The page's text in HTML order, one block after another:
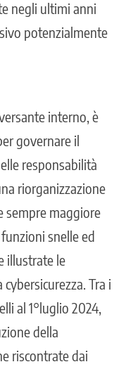
negli ultimi anni
potenzialmente
interno, è
governare il
responsabilità
riorganizzazione
sempre maggiore
snelle ed
illustrate le
Tra i
al 1°luglio 2024,
della
riscontrate dai